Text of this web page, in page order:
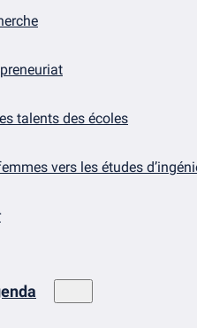
talents des écoles
vers les études